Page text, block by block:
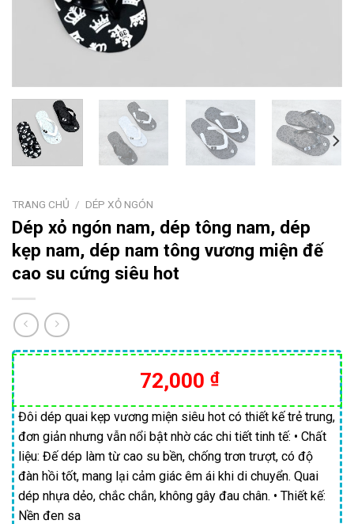
TRANG CHỦ / DÉP XỎ NGÓN
Dép xỏ ngón nam, dép tông nam, dép
kẹp nam, dép nam tông vương miện đế
cao su cứng siêu hot
72,000 ₫
Đôi dép quai kẹp vương miện siêu hot có thiết kế trẻ trung,
đơn giản nhưng vẫn nổi bật nhờ các chi tiết tinh tế: • Chất
liệu: Đế dép làm từ cao su bền, chống trơn trượt, có độ
đàn hồi tốt, mang lại cảm giác êm ái khi di chuyển. Quai
dép nhựa dẻo, chắc chắn, không gây đau chân. • Thiết kế:
Nền đen sa